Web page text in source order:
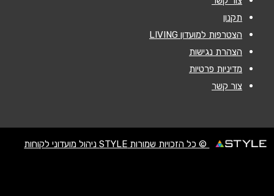
שליחה
תקנון
הצטרפות למועדון LIVING
הצהרת נגישות
מדיניות פרטיות
צור קשר
© כל הזכויות שמורות STYLE ניהול מועדוני לקוחות